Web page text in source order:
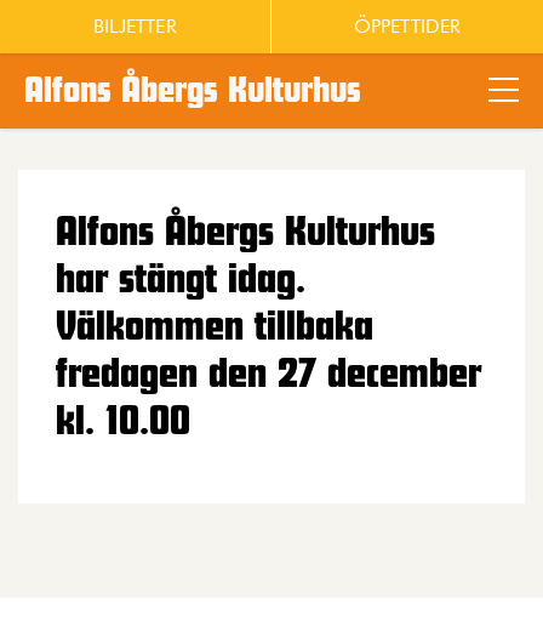
Alfons Åbergs Kulturhus
BILJETTER ÖPPETTIDER
Alfons Åbergs Kulturhus
har stängt idag.
Välkommen tillbaka
fredagen den 27 december
kl. 10.00